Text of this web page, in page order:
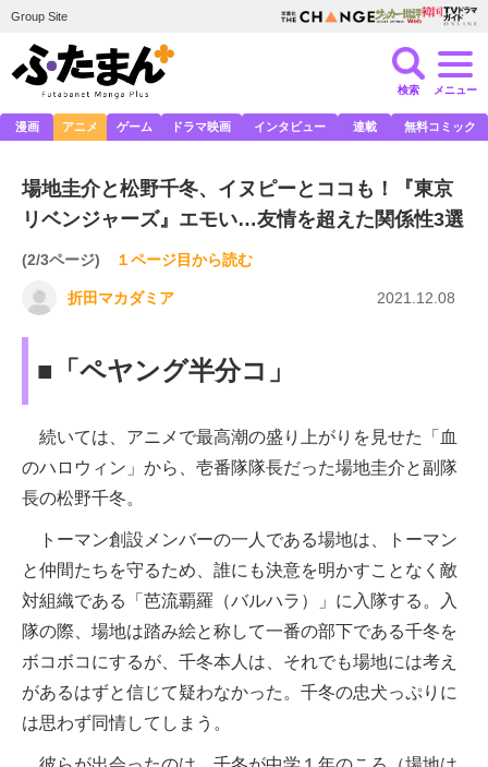
Group Site
検索 メニュー
漫画 アニメ ゲーム ドラマ映画 インタビュー 連載 無料コミック
場地圭介と松野千冬、イヌピーとココも！『東京
リベンジャーズ』エモい…友情を超えた関係性3選
(2/3ページ) １ページ目から読む
折田マカダミア 2021.12.08
■「ペヤング半分コ」
続いては、アニメで最高潮の盛り上がりを見せた「血
のハロウィン」から、壱番隊隊長だった場地圭介と副隊
長の松野千冬。
トーマン創設メンバーの一人である場地は、トーマン
と仲間たちを守るため、誰にも決意を明かすことなく敵
対組織である「芭流覇羅（バルハラ）」に入隊する。入
隊の際、場地は踏み絵と称して一番の部下である千冬を
ボコボコにするが、千冬本人は、それでも場地には考え
があるはずと信じて疑わなかった。千冬の忠犬っぷりに
は思わず同情してしまう。